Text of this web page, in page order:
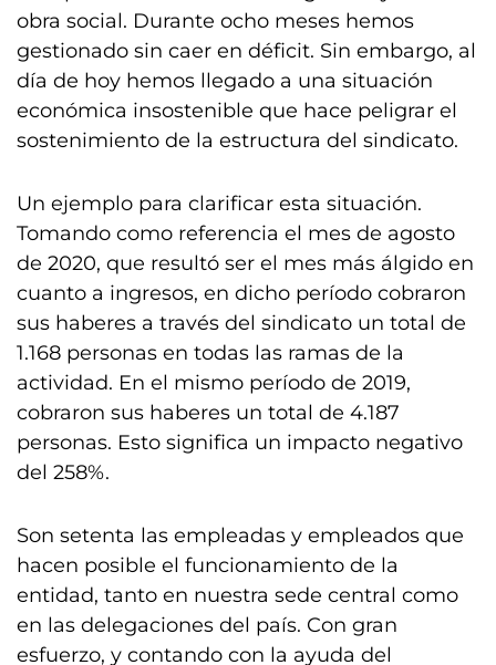
obra social. Durante ocho meses hemos
gestionado sin caer en déficit. Sin embargo, al
día de hoy hemos llegado a una situación
económica insostenible que hace peligrar el
sostenimiento de la estructura del sindicato.
Un ejemplo para clarificar esta situación.
Tomando como referencia el mes de agosto
de 2020, que resultó ser el mes más álgido en
cuanto a ingresos, en dicho período cobraron
sus haberes a través del sindicato un total de
1.168 personas en todas las ramas de la
actividad. En el mismo período de 2019,
cobraron sus haberes un total de 4.187
personas. Esto significa un impacto negativo
del 258%.
Son setenta las empleadas y empleados que
hacen posible el funcionamiento de la
entidad, tanto en nuestra sede central como
en las delegaciones del país. Con gran
esfuerzo, y contando con la ayuda del